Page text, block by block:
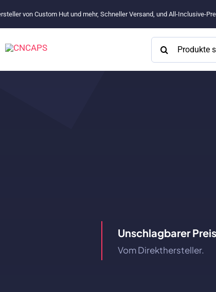
von Custom Hut und mehr, Schneller Versand, und All-Inclusive-
Suchen
nach:
Unschlagbarer Preis
Vom Direkthersteller.